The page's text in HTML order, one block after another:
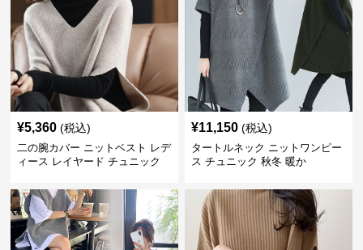
¥5,360 (税込)
二の腕カバー ニットベスト レデ
ィース レイヤード チュニック
¥11,150 (税込)
タートルネック ニットワンピー
ス チュニック 秋冬 暖か